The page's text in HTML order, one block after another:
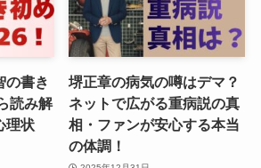
の書き
読み解
理状
堺正章の病気の噂はデマ？
ネットで広がる重病説の真
相・ファンが安心する本当
の体調！